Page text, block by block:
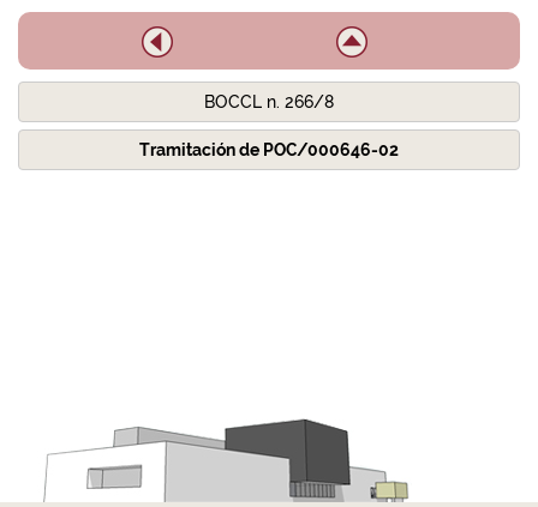
BOCCL n. 266/8
Tramitación de POC/000646-02